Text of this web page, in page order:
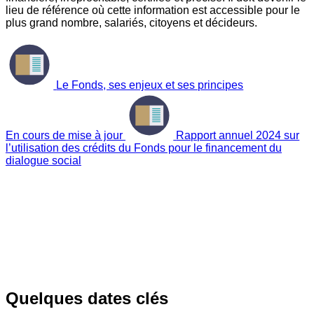
lieu de référence où cette information est accessible pour le
plus grand nombre, salariés, citoyens et décideurs.
Le Fonds, ses enjeux et ses principes
En cours de mise à jour
Rapport annuel 2024 sur
l’utilisation des crédits du Fonds pour le financement du
dialogue social
Quelques dates clés